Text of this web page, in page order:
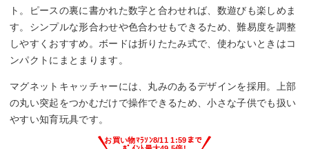
ト。ピースの裏に書かれた数字と合わせれば、数遊びも楽しめま
す。シンプルな形合わせや色合わせもできるため、難易度を調整
しやすくおすすめ。ボードは折りたたみ式で、使わないときはコ
ンパクトにまとまります。
マグネットキャッチャーには、丸みのあるデザインを採用。上部
の丸い突起をつかむだけで操作できるため、小さな子供でも扱い
やすい知育玩具です。